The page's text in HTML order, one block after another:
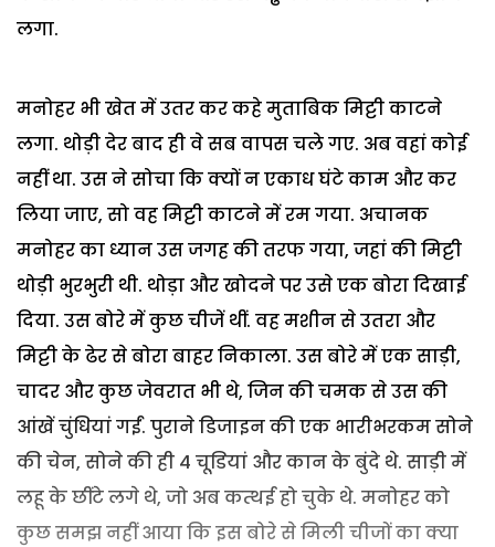
लगा.
मनोहर भी खेत में उतर कर कहे मुताबिक मिट्टी काटने
लगा. थोड़ी देर बाद ही वे सब वापस चले गए. अब वहां कोई
नहीं था. उस ने सोचा कि क्यों न एकाध घंटे काम और कर
लिया जाए, सो वह मिट्टी काटने में रम गया. अचानक
मनोहर का ध्यान उस जगह की तरफ गया, जहां की मिट्टी
थोड़ी भुरभुरी थी. थोड़ा और खोदने पर उसे एक बोरा दिखाई
दिया. उस बोरे में कुछ चीजें थीं. वह मशीन से उतरा और
मिट्टी के ढेर से बोरा बाहर निकाला. उस बोरे में एक साड़ी,
चादर और कुछ जेवरात भी थे, जिन की चमक से उस की
आंखें चुंधियां गईं. पुराने डिजाइन की एक भारीभरकम सोने
की चेन, सोने की ही 4 चूडि़यां और कान के बुंदे थे. साड़ी में
लहू के छींटे लगे थे, जो अब कत्थई हो चुके थे. मनोहर को
कुछ समझ नहीं आया कि इस बोरे से मिली चीजों का क्या